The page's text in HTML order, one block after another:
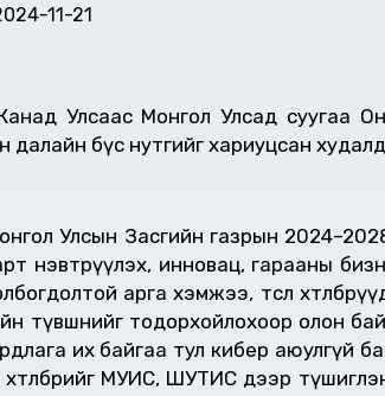
11-21
Улсаас Монгол Улсад суугаа
бүс нутгийг хариуцсан
Улсын Засгийн газрын 2024–2028
нэвтрүүлэх, инновац, гарааны
арга хэмжээ, төсөл
түвшнийг тодорхойлохоор олон
их байгаа тул кибер аюулгүй
МУИС, ШУТИС дээр